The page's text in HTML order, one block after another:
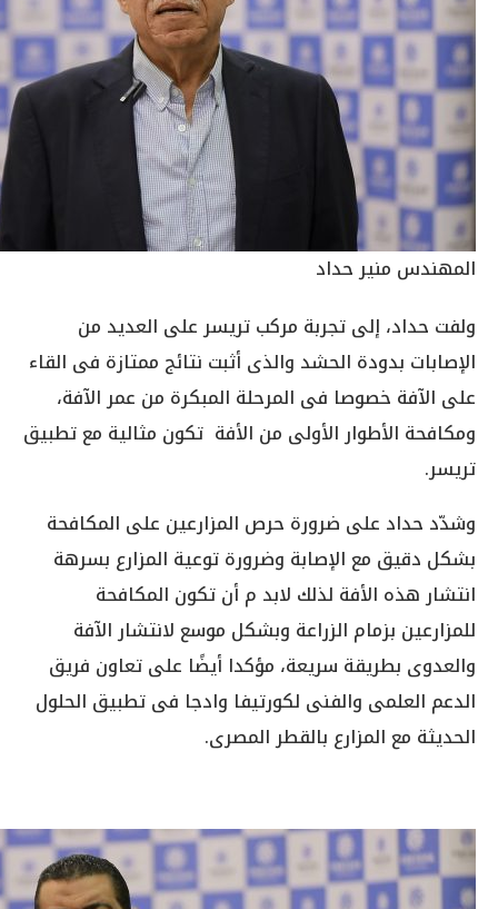
المهندس منير حداد
ولفت حداد، إلى تجربة مركب تريسر على العديد من
الإصابات بدودة الحشد والذى أثبت نتائج ممتازة فى القاء
على الآفة خصوصا فى المرحلة المبكرة من عمر الآفة،
ومكافحة الأطوار الأولى من الأفة تكون مثالية مع تطبيق
تريسر.
وشدّد حداد على ضرورة حرص المزارعين على المكافحة
بشكل دقيق مع الإصابة وضرورة توعية المزارع بسرهة
انتشار هذه الأفة لذلك لابد م أن تكون المكافحة
للمزارعين بزمام الزراعة وبشكل موسع لانتشار الآفة
والعدوى بطريقة سريعة، مؤكدا أيضًا على تعاون فريق
الدعم العلمى والفنى لكورتيفا وادجا فى تطبيق الحلول
الحديثة مع المزارع بالقطر المصرى.